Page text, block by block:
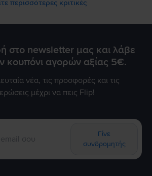
περισσότερες κριτικές
στο newsletter μας και λάβε
κουπόνι αγορών αξίας 5€.
νέα, τις προσφορές και τις
μέχρι να πεις Flip!
Γίνε
συνδρομητής